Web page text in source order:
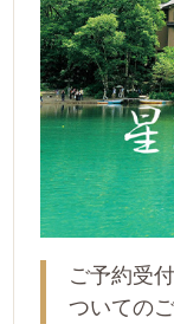
ご予約受
ついての